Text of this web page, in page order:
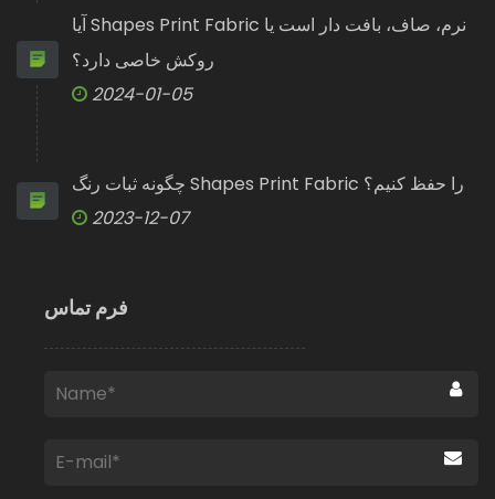
آیا Shapes Print Fabric نرم، صاف، بافت دار است یا
روکش خاصی دارد؟
2024-01-05
چگونه ثبات رنگ Shapes Print Fabric را حفظ کنیم؟
2023-12-07
فرم تماس